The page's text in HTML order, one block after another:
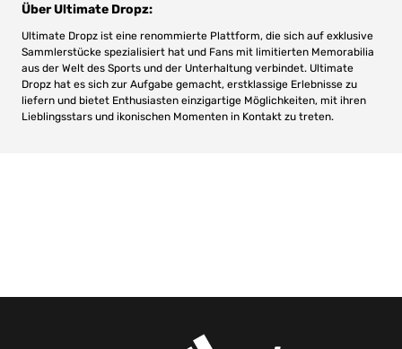
Über Ultimate Dropz:
Ultimate Dropz ist eine renommierte Plattform, die sich auf exklusive
Sammlerstücke spezialisiert hat und Fans mit limitierten Memorabilia
aus der Welt des Sports und der Unterhaltung verbindet. Ultimate
Dropz hat es sich zur Aufgabe gemacht, erstklassige Erlebnisse zu
liefern und bietet Enthusiasten einzigartige Möglichkeiten, mit ihren
Lieblingsstars und ikonischen Momenten in Kontakt zu treten.